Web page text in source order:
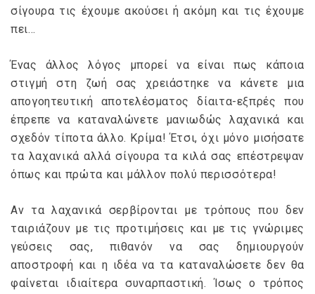
σίγουρα τις έχουμε ακούσει ή ακόμη και τις έχουμε
πει…
Ένας άλλος λόγος μπορεί να είναι πως κάποια
στιγμή στη ζωή σας χρειάστηκε να κάνετε μια
απογοητευτική αποτελέσματος δίαιτα-εξπρές που
έπρεπε να καταναλώνετε μανιωδώς λαχανικά και
σχεδόν τίποτα άλλο. Κρίμα! Έτσι, όχι μόνο μισήσατε
τα λαχανικά αλλά σίγουρα τα κιλά σας επέστρεψαν
όπως και πρώτα και μάλλον πολύ περισσότερα!
Αν τα λαχανικά σερβίρονται με τρόπους που δεν
ταιριάζουν με τις προτιμήσεις και με τις γνώριμες
γεύσεις σας, πιθανόν να σας δημιουργούν
αποστροφή και η ιδέα να τα καταναλώσετε δεν θα
φαίνεται ιδιαίτερα συναρπαστική. Ίσως ο τρόπος